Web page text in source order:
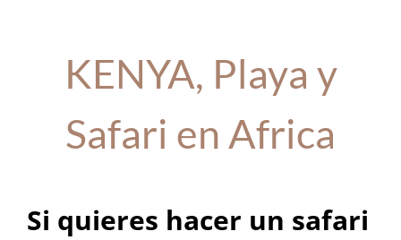
KENYA, Playa y
Safari en Africa
Si quieres hacer un safari